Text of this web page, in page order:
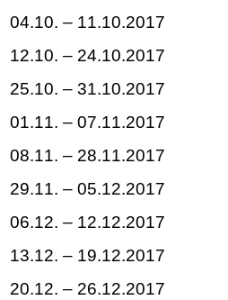
04.10. – 11.10.2017
12.10. – 24.10.2017
25.10. – 31.10.2017
01.11. – 07.11.2017
08.11. – 28.11.2017
29.11. – 05.12.2017
06.12. – 12.12.2017
13.12. – 19.12.2017
20.12. – 26.12.2017